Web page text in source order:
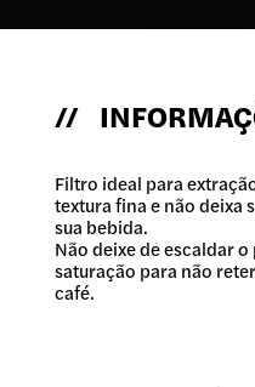
//
Filtro ideal para
textura fina e não deixa
sua bebida.
Não deixe de escaldar
saturação para não
café.